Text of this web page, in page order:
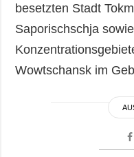
besetzten Stadt
Saporischschja
Wowtschansk im